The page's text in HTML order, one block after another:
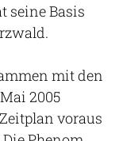
seine Basis
mit den
2005
voraus